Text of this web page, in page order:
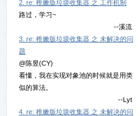
2. re: 稚嫩版垃圾收集器 之 工作机制
路过，学习~
--溪流
3. re: 稚嫩版垃圾收集器 之 未解决的问
题
@陈昱(CY)
看懂，我在实现对象池的时候就是用类
似的算法。
--Lyt
4. re: 稚嫩版垃圾收集器 之 未解决的问